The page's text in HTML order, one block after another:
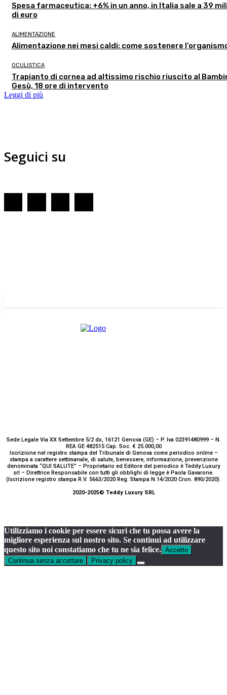
Spesa farmaceutica: +6% in un anno, in Italia sale a 39
di euro
ALIMENTAZIONE
Alimentazione nei mesi caldi: come sostenere
OCULISTICA
Trapianto di cornea ad altissimo rischio riuscito al
Gesù, 18 ore di intervento
Leggi di più
Seguici su
Sede Legale Via XX Settembre 5/2 dx, 16121 Genova (GE) – P. Iva 02391480999 – N.
REA GE 482515 Cap. Soc. € 25.000,00
Iscrizione nel registro stampa del Tribunale di Genova come periodico online –
stampa a carattere settimanale, di salute, benessere, informazione, prevenzione
denominata “QUI SALUTE” – Proprietario ed Editore del periodico è Teddy Luxury
srl – Direttrice Responsabile con tutti gli obblighi di legge è Paola Gavarone.
(Iscrizione registro stampa R.V. 5663/2020 Reg. Stampa N.14/2020 Cron. 890/2020).
2020-2025© Teddy Luxury SRL
Utilizziamo i cookie per essere sicuri che tu possa avere la
migliore esperienza sul nostro sito. Se continui ad utilizzare
questo sito noi constatiamo che tu ne sia felice. Accetto
Continua senza accettare
Privacy policy